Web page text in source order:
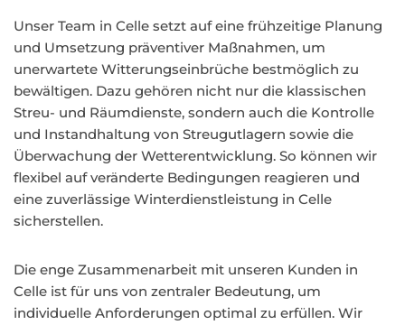
Unser Team in Celle setzt auf eine frühzeitige Planung
und Umsetzung präventiver Maßnahmen, um
unerwartete Witterungseinbrüche bestmöglich zu
bewältigen. Dazu gehören nicht nur die klassischen
Streu- und Räumdienste, sondern auch die Kontrolle
und Instandhaltung von Streugutlagern sowie die
Überwachung der Wetterentwicklung. So können wir
flexibel auf veränderte Bedingungen reagieren und
eine zuverlässige Winterdienstleistung in Celle
sicherstellen.
Die enge Zusammenarbeit mit unseren Kunden in
Celle ist für uns von zentraler Bedeutung, um
individuelle Anforderungen optimal zu erfüllen. Wir